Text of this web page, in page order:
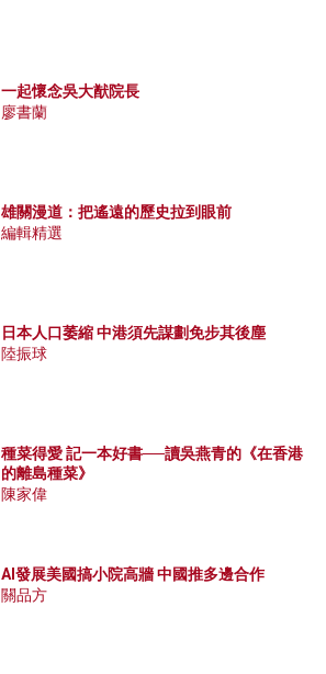
一起懷念吳大猷院長
廖書蘭
雄關漫道：把遙遠的歷史拉到眼前
編輯精選
日本人口萎縮 中港須先謀劃免步其後塵
陸振球
種菜得愛 記一本好書──讀吳燕青的《在香港
的離島種菜》
陳家偉
AI發展美國搞小院高牆 中國推多邊合作
關品方